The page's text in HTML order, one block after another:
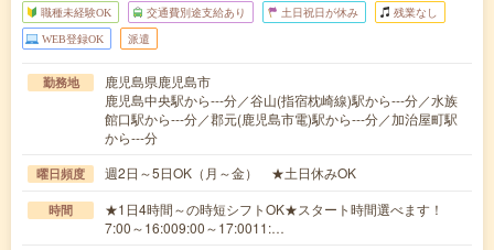
職種未経験OK 交通費別途支給あり 土日祝日が休み 残業なし
WEB登録OK 派遣
勤務地
鹿児島県鹿児島市
鹿児島中央駅から---分／谷山(指宿枕崎線)駅から---分／水族
館口駅から---分／郡元(鹿児島市電)駅から---分／加治屋町駅
から---分
曜日頻度 週2日～5日OK（月～金） ★土日休みOK
時間
★1日4時間～の時短シフトOK★スタート時間選べます！
7:00～16:009:00～17:0011:…